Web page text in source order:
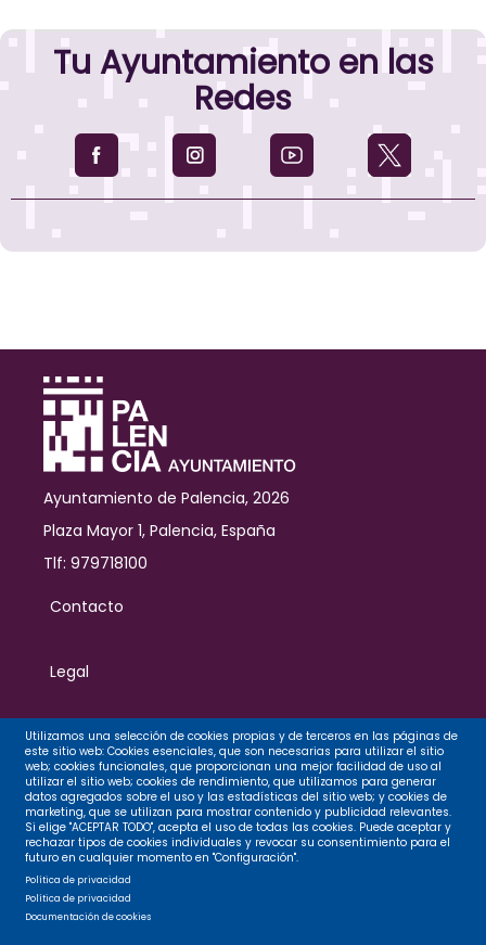
Tu Ayuntamiento en las
Redes
Ayuntamiento de Palencia, 2026
Plaza Mayor 1, Palencia, España
Tlf: 979718100
Contacto
Legal
Privacidad
Cookies
Accesibilidad
Utilizamos una selección de cookies propias y de terceros en las páginas de
este sitio web: Cookies esenciales, que son necesarias para utilizar el sitio
web; cookies funcionales, que proporcionan una mejor facilidad de uso al
utilizar el sitio web; cookies de rendimiento, que utilizamos para generar
datos agregados sobre el uso y las estadísticas del sitio web; y cookies de
marketing, que se utilizan para mostrar contenido y publicidad relevantes.
Si elige "ACEPTAR TODO", acepta el uso de todas las cookies. Puede aceptar y
rechazar tipos de cookies individuales y revocar su consentimiento para el
futuro en cualquier momento en "Configuración".
Política de privacidad
Política de privacidad
Documentación de cookies